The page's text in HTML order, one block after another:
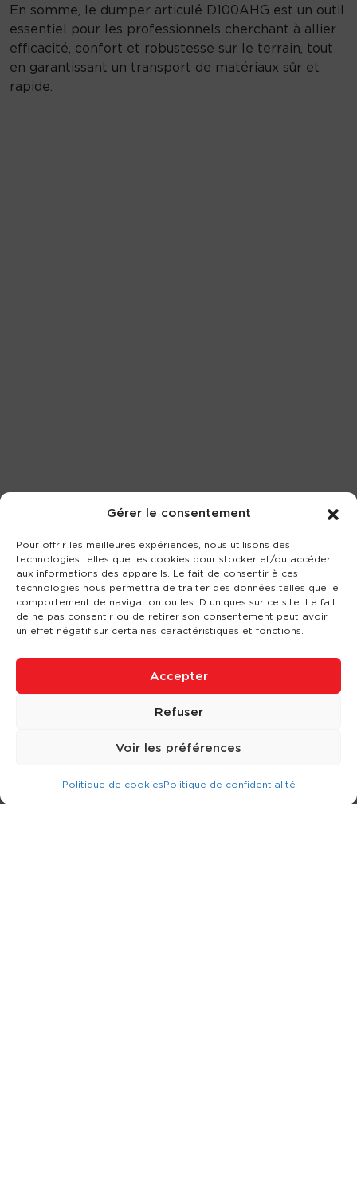
Gérer le consentement
Pour offrir les meilleures expériences, nous utilisons des
technologies telles que les cookies pour stocker et/ou accéder
aux informations des appareils. Le fait de consentir à ces
technologies nous permettra de traiter des données telles que le
comportement de navigation ou les ID uniques sur ce site. Le fait
de ne pas consentir ou de retirer son consentement peut avoir
un effet négatif sur certaines caractéristiques et fonctions.
Accepter
Refuser
Voir les préférences
Politique de cookiesPolitique de confidentialité
En somme, le dumper articulé D100AHG est un outil
essentiel pour les professionnels cherchant à allier
efficacité, confort et robustesse sur le terrain, tout
en garantissant un transport de matériaux sûr et
rapide.